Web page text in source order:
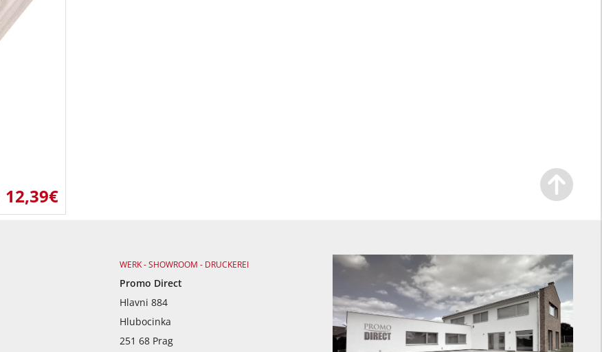
12,39€
WERK - SHOWROOM - DRUCKEREI
Promo Direct
Hlavni 884
Hlubocinka
251 68 Prag